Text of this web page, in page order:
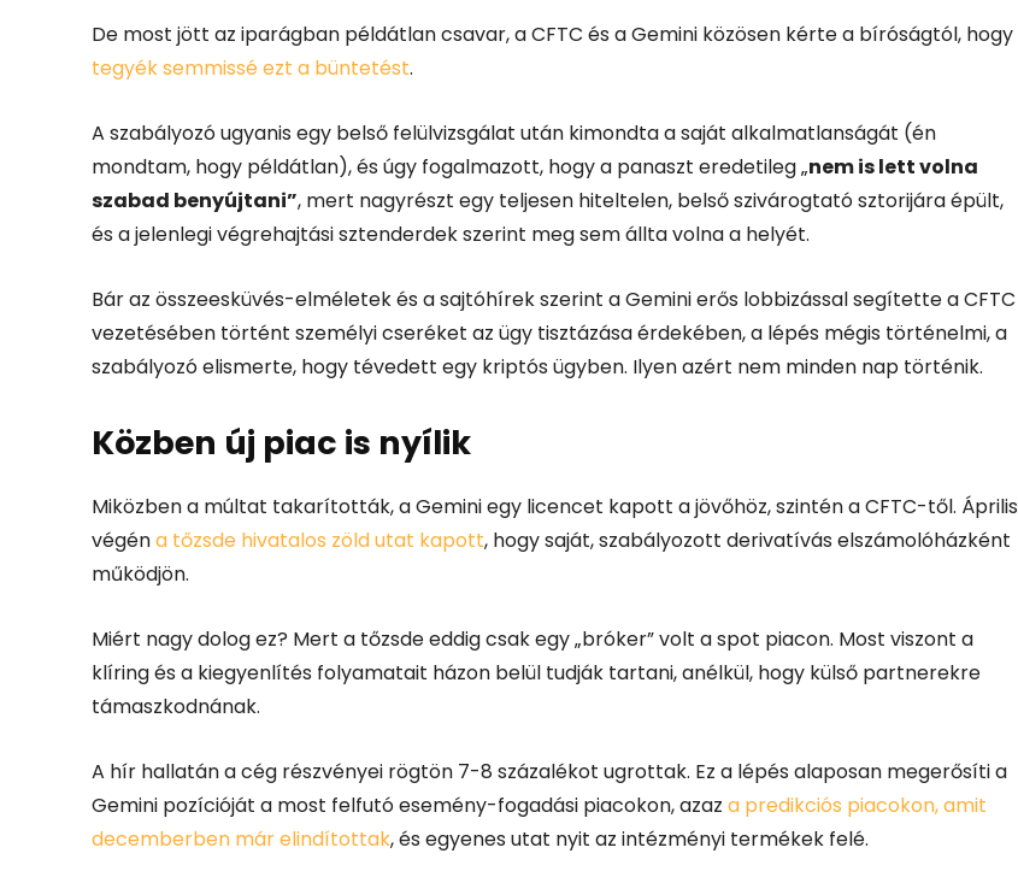
De most jött az iparágban példátlan csavar, a CFTC és a Gemini közösen kérte a bíróságtól, hogy
tegyék semmissé ezt a büntetést.
A szabályozó ugyanis egy belső felülvizsgálat után kimondta a saját alkalmatlanságát (én
mondtam, hogy példátlan), és úgy fogalmazott, hogy a panaszt eredetileg „nem is lett volna
szabad benyújtani”, mert nagyrészt egy teljesen hiteltelen, belső szivárogtató sztorijára épült,
és a jelenlegi végrehajtási sztenderdek szerint meg sem állta volna a helyét.
Bár az összeesküvés-elméletek és a sajtóhírek szerint a Gemini erős lobbizással segítette a CFTC
vezetésében történt személyi cseréket az ügy tisztázása érdekében, a lépés mégis történelmi, a
szabályozó elismerte, hogy tévedett egy kriptós ügyben. Ilyen azért nem minden nap történik.
Közben új piac is nyílik
Miközben a múltat takarították, a Gemini egy licencet kapott a jövőhöz, szintén a CFTC-től. Április
végéna tőzsde hivatalos zöld utat kapott, hogy saját, szabályozott derivatívás elszámolóházként
működjön.
Miért nagy dolog ez? Mert a tőzsde eddig csak egy „bróker” volt a spot piacon. Most viszont a
klíring és a kiegyenlítés folyamatait házon belül tudják tartani, anélkül, hogy külső partnerekre
támaszkodnának.
A hír hallatán a cég részvényei rögtön 7-8 százalékot ugrottak. Ez a lépés alaposan megerősíti a
Gemini pozícióját a most felfutó esemény-fogadási piacokon, azaz a predikciós piacokon, amit
decemberben már elindítottak, és egyenes utat nyit az intézményi termékek felé.